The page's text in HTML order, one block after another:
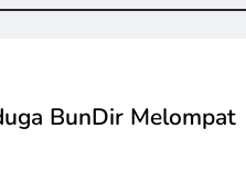
BunDir Melompat